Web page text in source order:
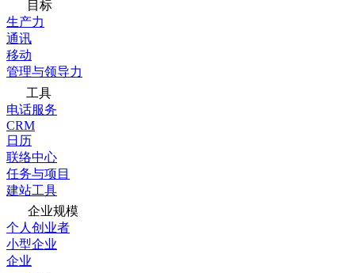
目标
生产力
通讯
移动
管理与领导力
工具
电话服务
CRM
日历
联络中心
任务与项目
建站工具
企业规模
个人创业者
小型企业
企业